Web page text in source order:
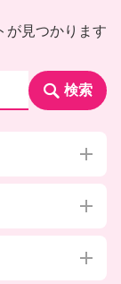
が見つかります
検索